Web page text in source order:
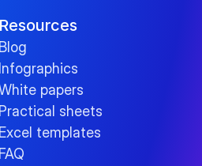
Resources
Blog
Infographics
papers
Practical sheets
Excel templates
FAQ